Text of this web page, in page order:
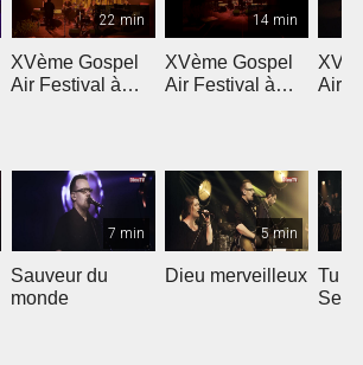
22 min
XVème Gospel
Air Festival à
14 min
XVème Gospel
Air Festival à
Air
7 min
Sauveur du
monde
5 min
Dieu merveilleux Tu